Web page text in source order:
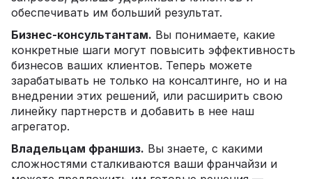
обеспечивать им больший результат.
Бизнес-консультантам. Вы понимаете, какие
конкретные шаги могут повысить эффективность
бизнесов ваших клиентов. Теперь можете
зарабатывать не только на консалтинге, но и на
внедрении этих решений, или расширить свою
линейку партнерств и добавить в нее наш
агрегатор.
Владельцам франшиз. Вы знаете, с какими
сложностями сталкиваются ваши франчайзи и